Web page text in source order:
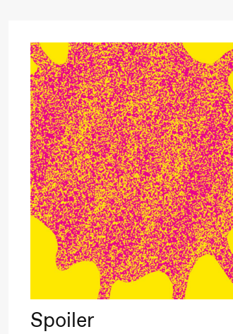
Male
Fantasies
21.00 Boglárka
Börcsök &
Andreas
Bolm
SUBJOYRIDE
Lørdag 29. august
Pia Maria
Roll og
Spoiler